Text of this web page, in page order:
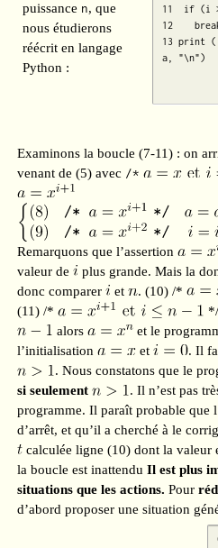
puissance n, que
nous étudierons
réécrit en langage
Python :
11  if (i
12
13 print
a, "\n")
Examinons la boucle (7-11) : on
venant de (5) avec /*
Remarquons que l’assertion
valeur de
plus grande. Mais la
donc comparer
et . (10) /*
(11) /*
alors
et le
l’initialisation
et . Il
. Nous constatons que le
si seulement
. Il n’est pas
programme. Il paraît probable que
d’arrêt, et qu’il a cherché à le
calculée ligne (10) dont la valeur
la boucle est inattendu Il est plus
situations que les actions. Pour
d’abord proposer une situation